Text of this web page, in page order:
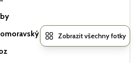
Zobrazit všechny fotky
kraj, Česká republika